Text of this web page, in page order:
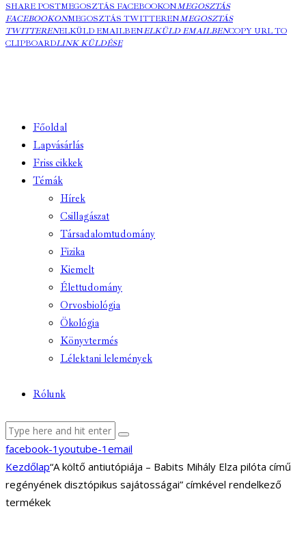
SHARE POSTMEGOSZTÁS FACEBOOKONMEGOSZTÁS
FACEBOOKONMEGOSZTÁS TWITTERENMEGOSZTÁS
TWITTERENELKÜLD EMAILBENELKÜLD EMAILBENCOPY URL TO
CLIPBOARDLINK KÜLDÉSE
Főoldal
Lapvásárlás
Friss cikkek
Témák
Hírek
Csillagászat
Társadalomtudomány
Fizika
Kiemelt
Élettudomány
Orvosbiológia
Ökológia
Könyvtermés
Lélektani lelemények
Rólunk
facebook-1 youtube-1 email
Kezdőlap“A költő antiutópiája – Babits Mihály Elza pilóta című
regényének disztópikus sajátosságai” címkével rendelkező
termékek